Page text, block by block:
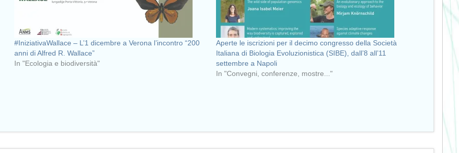
#IniziativaWallace – L’1 dicembre a Verona l’incontro “200
anni di Alfred R. Wallace”
In "Ecologia e biodiversità"
Aperte le iscrizioni per il decimo congresso della Società
Italiana di Biologia Evoluzionistica (SIBE), dall’8 all’11
settembre a Napoli
In "Convegni, conferenze, mostre..."